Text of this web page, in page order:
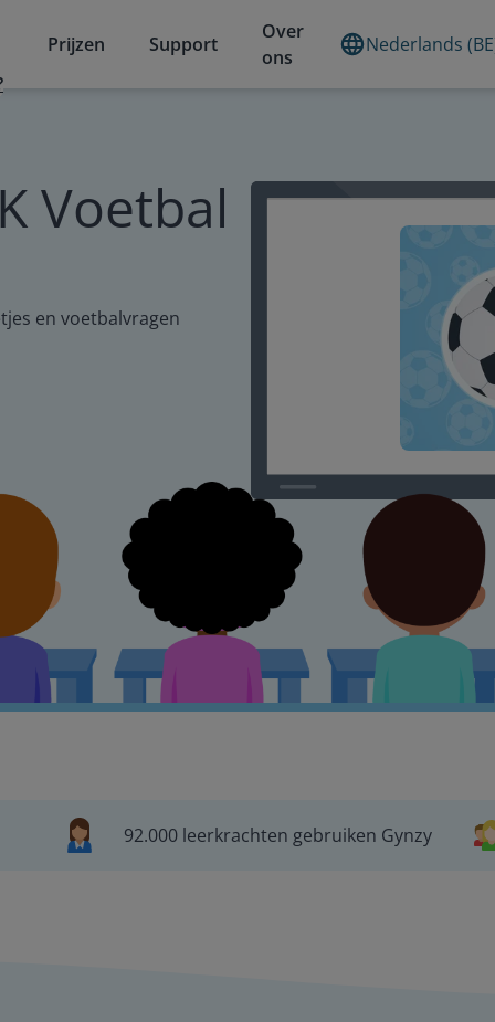
Prijzen Support
Over
ons
Nederlands
Voetbal
en voetbalvragen
92.000 leerkrachten gebruiken Gynzy